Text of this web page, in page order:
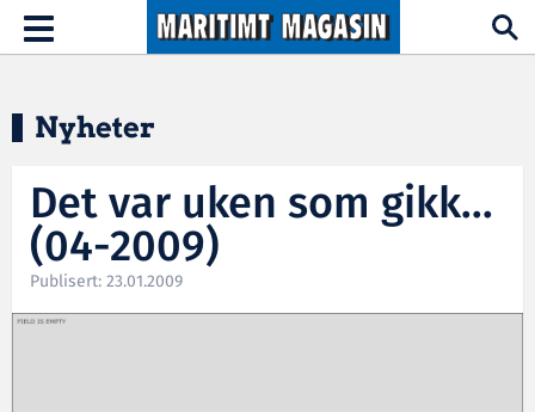
Hopp til hovedinnhold
Toggle
navigation
Nyheter
Det var uken som gikk...
(04-2009)
Publisert: 23.01.2009